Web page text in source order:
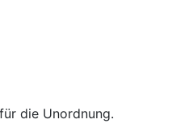
die Unordnung.